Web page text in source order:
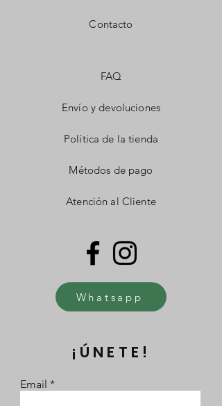
Contacto
FAQ
Envío y devoluciones
Política de la tienda
Métodos de pago
Atención al Cliente
Whatsapp
¡ÚNETE!
Email